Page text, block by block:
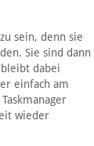
sein, denn sie
Sie sind dann
dabei
einfach am
wieder